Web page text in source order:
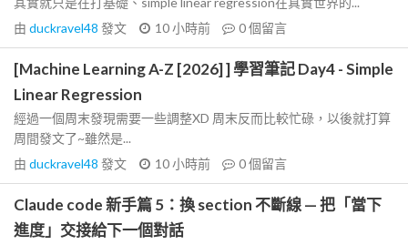
由 duckravel48 發文 10 小時前 0個留言
[Machine Learning A-Z [2026] ] 學習筆記 Day4 - Simple
Linear Regression
經過一個周末發現需要一些調整XD 周末反而比較忙碌，以後就打算
周間發文了~雖然是...
由 duckravel48 發文 10 小時前 0個留言
Claude code 新手篇 5：換 section 不斷線 — 把「當下
進度」交接給下一個對話